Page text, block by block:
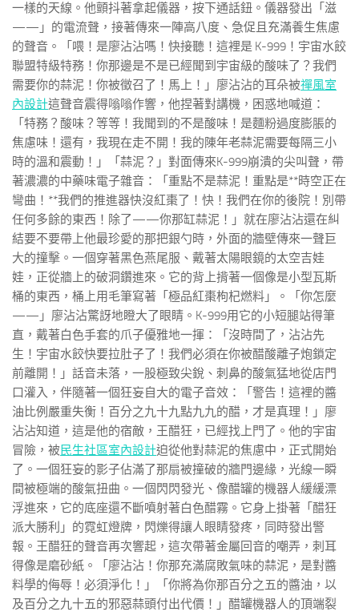
一樣的天線。他顫抖著拿起儀器，按下通話鈕。儀器發出「滋
——」的電流聲，接著傳來一陣高八度、急促且充滿養生焦慮
的聲音。「喂！是廖沾沾嗎！快接聽！這裡是 K-999！宇宙水餃
聯盟特級特務！你那邊是不是已經聞到宇宙級的酸味了？我們
需要你的蒜泥！你被徵召了！馬上！」廖沾沾的耳朵被禪風室
內設計這聲音震得嗡嗡作響，他捏著對講機，困惑地喊道：
「特務？酸味？等等！我聞到的不是酸味！是麵粉過度膨脹的
焦慮味！還有，我現在走不開！我的陳年老蒜泥需要每隔三小
時的溫和震動！」「蒜泥？」對面傳來K-999崩潰的尖叫聲，帶
著濃濃的中藥味電子雜音：「重點不是蒜泥！重點是**時空正在
彎曲！**我們的推進器快沒紅棗了！快！我們在你的後院！別帶
任何多餘的東西！除了——你那缸蒜泥！」就在廖沾沾還在糾
結要不要帶上他最珍愛的那把銀勺時，外面的牆壁傳來一聲巨
大的撞擊。一個穿著黑色燕尾服、戴著太陽眼鏡的太空吉娃
娃，正從牆上的破洞鑽進來。它的背上揹著一個像是小型瓦斯
桶的東西，桶上用毛筆寫著「極品紅棗枸杞燃料」。「你怎麼
——」廖沾沾驚訝地瞪大了眼睛。K-999用它的小短腿站得筆
直，戴著白色手套的爪子優雅地一揮：「沒時間了，沾沾先
生！宇宙水餃快要拉肚子了！我們必須在你被醋酸離子炮鎖定
前離開！」話音未落，一股極致尖銳、刺鼻的酸氣猛地從店門
口灌入，伴隨著一個狂妄自大的電子音效：「警告！這裡的醬
油比例嚴重失衡！百分之九十九點九九的醋，才是真理！」廖
沾沾知道，這是他的宿敵，王醋狂，已經找上門了。他的宇宙
冒險，被民生社區室內設計迫從他對蒜泥的焦慮中，正式開始
了。一個狂妄的影子佔滿了那扇被撞破的牆門邊緣，光線一瞬
間被極端的酸氣扭曲。一個閃閃發光、像醋罐的機器人緩緩漂
浮進來，它的底座還不斷噴射著白色醋霧。它身上掛著「醋狂
派大勝利」的霓虹燈牌，閃爍得讓人眼睛發疼，同時發出警
報。王醋狂的聲音再次響起，這次帶著金屬回音的嘲弄，刺耳
得像是磨砂紙。「廖沾沾！你那充滿腐敗氣味的蒜泥，是對醬
料學的侮辱！必須淨化！」「你將為你那百分之五的醬油，以
及百分之九十五的邪惡蒜頭付出代價！」醋罐機器人的頂端裂